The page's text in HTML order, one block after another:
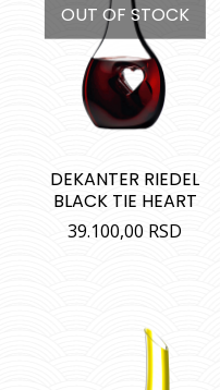
OUT OF STOCK
DEKANTER RIEDEL
BLACK TIE HEART
39.100,00 RSD